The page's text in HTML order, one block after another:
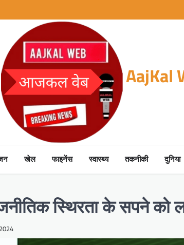
AajKal
खेल फाइनेंस स्वास्थ्य तकनीकी दुनिया
स्थिरता के सपने